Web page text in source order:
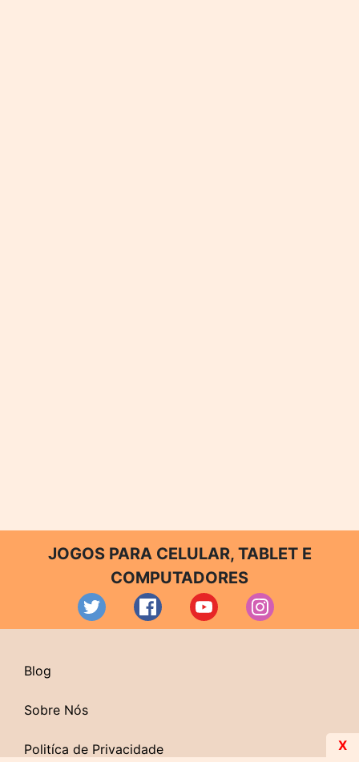
JOGOS PARA CELULAR, TABLET E
COMPUTADORES
Blog
Sobre Nós
Politíca de Privacidade X